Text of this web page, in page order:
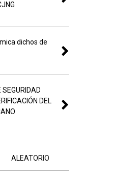
dichos de
DEL
ALEATORIO